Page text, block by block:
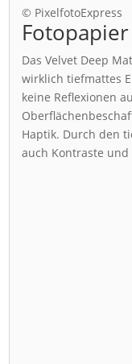
© PixelfotoExpress
Das Velvet Deep
wirklich tiefmattes
keine Reflexionen
Haptik. Durch den
auch Kontraste